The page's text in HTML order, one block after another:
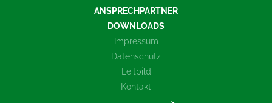
ANSPRECHPARTNER
DOWNLOADS
Impressum
Datenschutz
Leitbild
Kontakt